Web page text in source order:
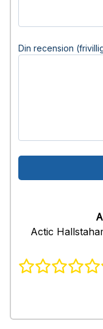
Din recension
Actic